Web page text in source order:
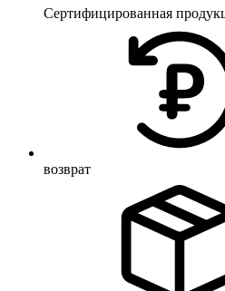
Сертифицированная
возврат